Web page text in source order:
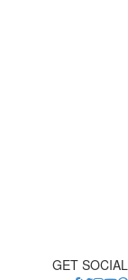
GET SOCIAL